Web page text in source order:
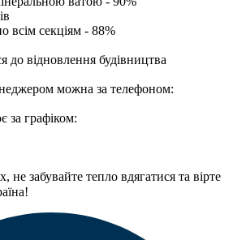
всім секціям - 88%
відновлення будівництва
можна за телефоном:
за графіком:
не забувайте тепло вдягатися та вірте